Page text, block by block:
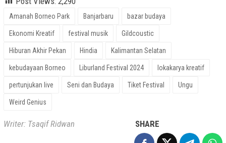
Amanah Borneo Park Banjarbaru bazar budaya
Ekonomi Kreatif festival musik Gildcoustic
Hiburan Akhir Pekan Hindia Kalimantan Selatan
kebudayaan Borneo Liburland Festival 2024 lokakarya kreatif
pertunjukan live Seni dan Budaya Tiket Festival Ungu
Weird Genius
Writer: Tsaqif Ridwan SHARE